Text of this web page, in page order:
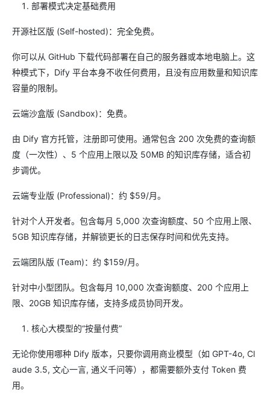
部署模式决定基础费用
开源社区版 (Self-hosted)：完全免费。
你可以从 GitHub 下载代码部署在自己的服务器或本地电脑上。这
种模式下，Dify 平台本身不收任何费用，且没有应用数量和知识库
容量的限制。
云端沙盒版 (Sandbox)：免费。
由 Dify 官方托管，注册即可使用。通常包含 200 次免费的查询额
度（一次性）、5 个应用上限以及 50MB 的知识库存储，适合初
步调优。
云端专业版 (Professional)：约 $59/月。
针对个人开发者。包含每月 5,000 次查询额度、50 个应用上限、
5GB 知识库存储，并解锁更长的日志保存时间和优先支持。
云端团队版 (Team)：约 $159/月。
针对中小型团队。包含每月 10,000 次查询额度、200 个应用上
限、20GB 知识库存储，支持多成员协同开发。
核心大模型的“按量付费”
无论你使用哪种 Dify 版本，只要你调用商业模型（如 GPT-4o, Cl
aude 3.5, 文心一言, 通义千问等），都需要额外支付 Token 费
用。